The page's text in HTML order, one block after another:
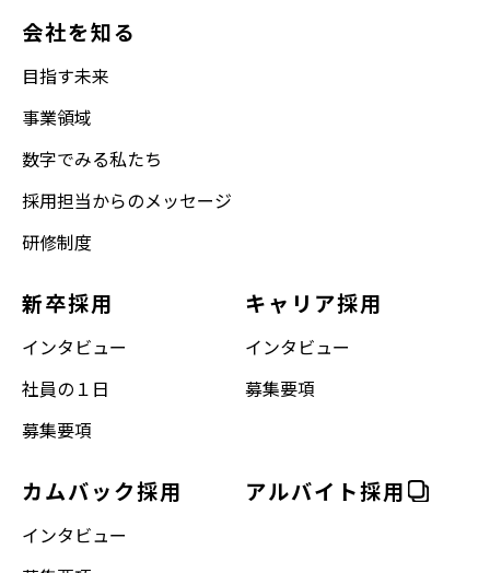
アルバイト採用
新卒採用
インタビュー
社員の１日
募集要項
キャリア採用
インタビュー
募集要項
カムバック採用
インタビュー
会社を知る
目指す未来
事業領域
数字でみる私たち
採用担当からのメッセージ
研修制度